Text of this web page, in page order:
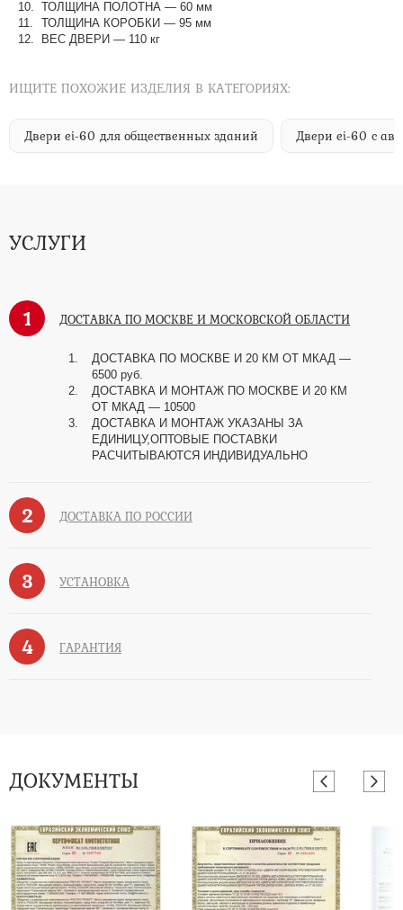
ТОЛЩИНА ПОЛОТНА — 60 мм
ТОЛЩИНА КОРОБКИ — 95 мм
ВЕС ДВЕРИ — 110 кг
ИЩИТЕ ПОХОЖИЕ ИЗДЕЛИЯ В КАТЕГОРИЯХ:
Двери ei-60 для общественных зданий Двери ei-60 с
УСЛУГИ
1 ДОСТАВКА ПО МОСКВЕ И МОСКОВСКОЙ ОБЛАСТИ
ДОСТАВКА ПО МОСКВЕ И 20 КМ ОТ МКАД —
6500 руб.
ДОСТАВКА И МОНТАЖ ПО МОСКВЕ И 20 КМ
ОТ МКАД — 10500
ДОСТАВКА И МОНТАЖ УКАЗАНЫ ЗА
ЕДИНИЦУ,ОПТОВЫЕ ПОСТАВКИ
РАСЧИТЫВАЮТСЯ ИНДИВИДУАЛЬНО
2 ДОСТАВКА ПО РОССИИ
3 УСТАНОВКА
4 ГАРАНТИЯ
ДОКУМЕНТЫ